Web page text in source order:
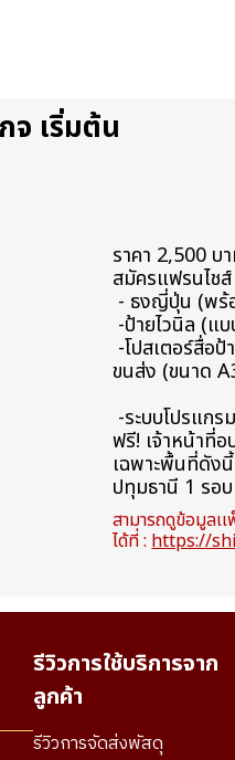
จ เริ่มต้น
ราคา 2,500 บ
สมัครแฟรนไชส์
- ธงญี่ปุ่น (พร้
-ป้ายไวนิล (แ
-โปสเตอร์สื่อ
ขนส่ง (ขนาด
-ระบบโปรแกร
ฟรี! เจ้าหน้าที่
เฉพาะพื้นที่ดัง
ปทุมธานี 1 รอบ
สามารถดูข้อมูลเ
ได้ที่ :https://
รีวิวการใช้บริการจาก
ลูกค้า
รีวิวการจัดส่งพัสดุ